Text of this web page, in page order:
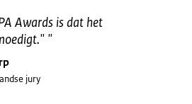
Awards is dat het
"
jury